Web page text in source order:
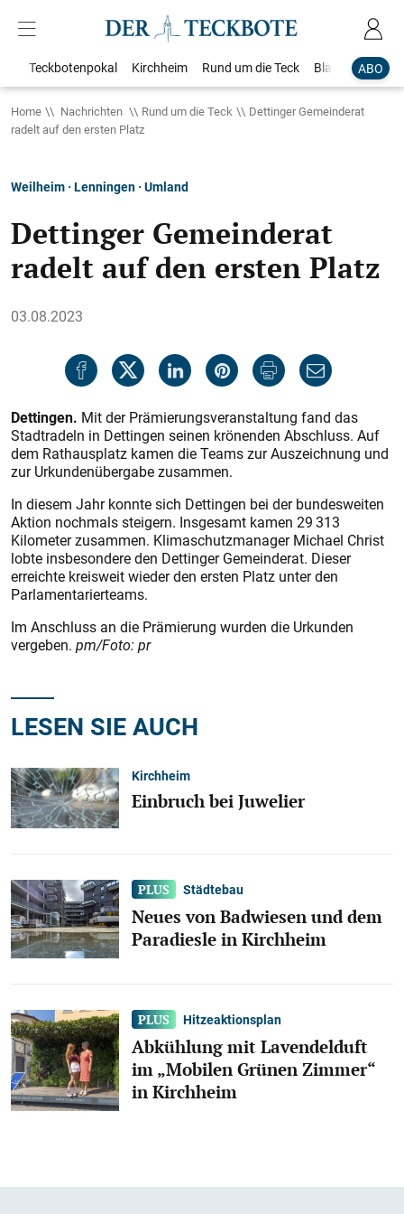
ABO
Teckbotenpokal Kirchheim Rund um die Teck Blaulicht
Home Nachrichten Rund um die Teck
Dettinger Gemeinderat
radelt auf den ersten Platz
Weilheim · Lenningen · Umland
Dettinger Gemeinderat
radelt auf den ersten Platz
03.08.2023
Dettingen. Mit der Prämierungsveranstaltung fand das
Stadtradeln in Dettingen seinen krönenden Abschluss. Auf
dem Rathausplatz kamen die Teams zur Auszeichnung und
zur Urkundenübergabe zusammen.
In diesem Jahr konnte sich Dettingen bei der bundesweiten
Aktion nochmals steigern. Insgesamt kamen 29 313
Kilometer zusammen. Klimaschutzmanager Michael Christ
lobte insbesondere den Dettinger Gemeinderat. Dieser
erreichte kreisweit wieder den ersten Platz unter den
Parlamentarierteams.
Im Anschluss an die Prämierung wurden die Urkunden
vergeben. pm/Foto: pr
LESEN SIE AUCH
Kirchheim
Einbruch bei Juwelier
Städtebau
Neues von Badwiesen und dem
Paradiesle in Kirchheim
Hitzeaktionsplan
Abkühlung mit Lavendelduft
im „Mobilen Grünen Zimmer“
in Kirchheim